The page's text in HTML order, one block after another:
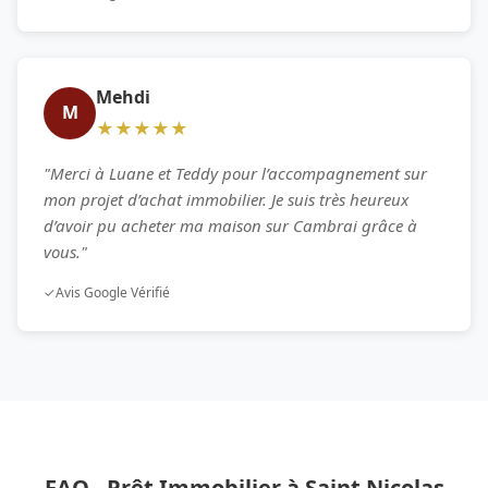
M
Mehdi
★★★★★
"Merci à Luane et Teddy pour l’accompagnement sur
mon projet d’achat immobilier. Je suis très heureux
d’avoir pu acheter ma maison sur Cambrai grâce à
vous."
✓Avis Google Vérifié